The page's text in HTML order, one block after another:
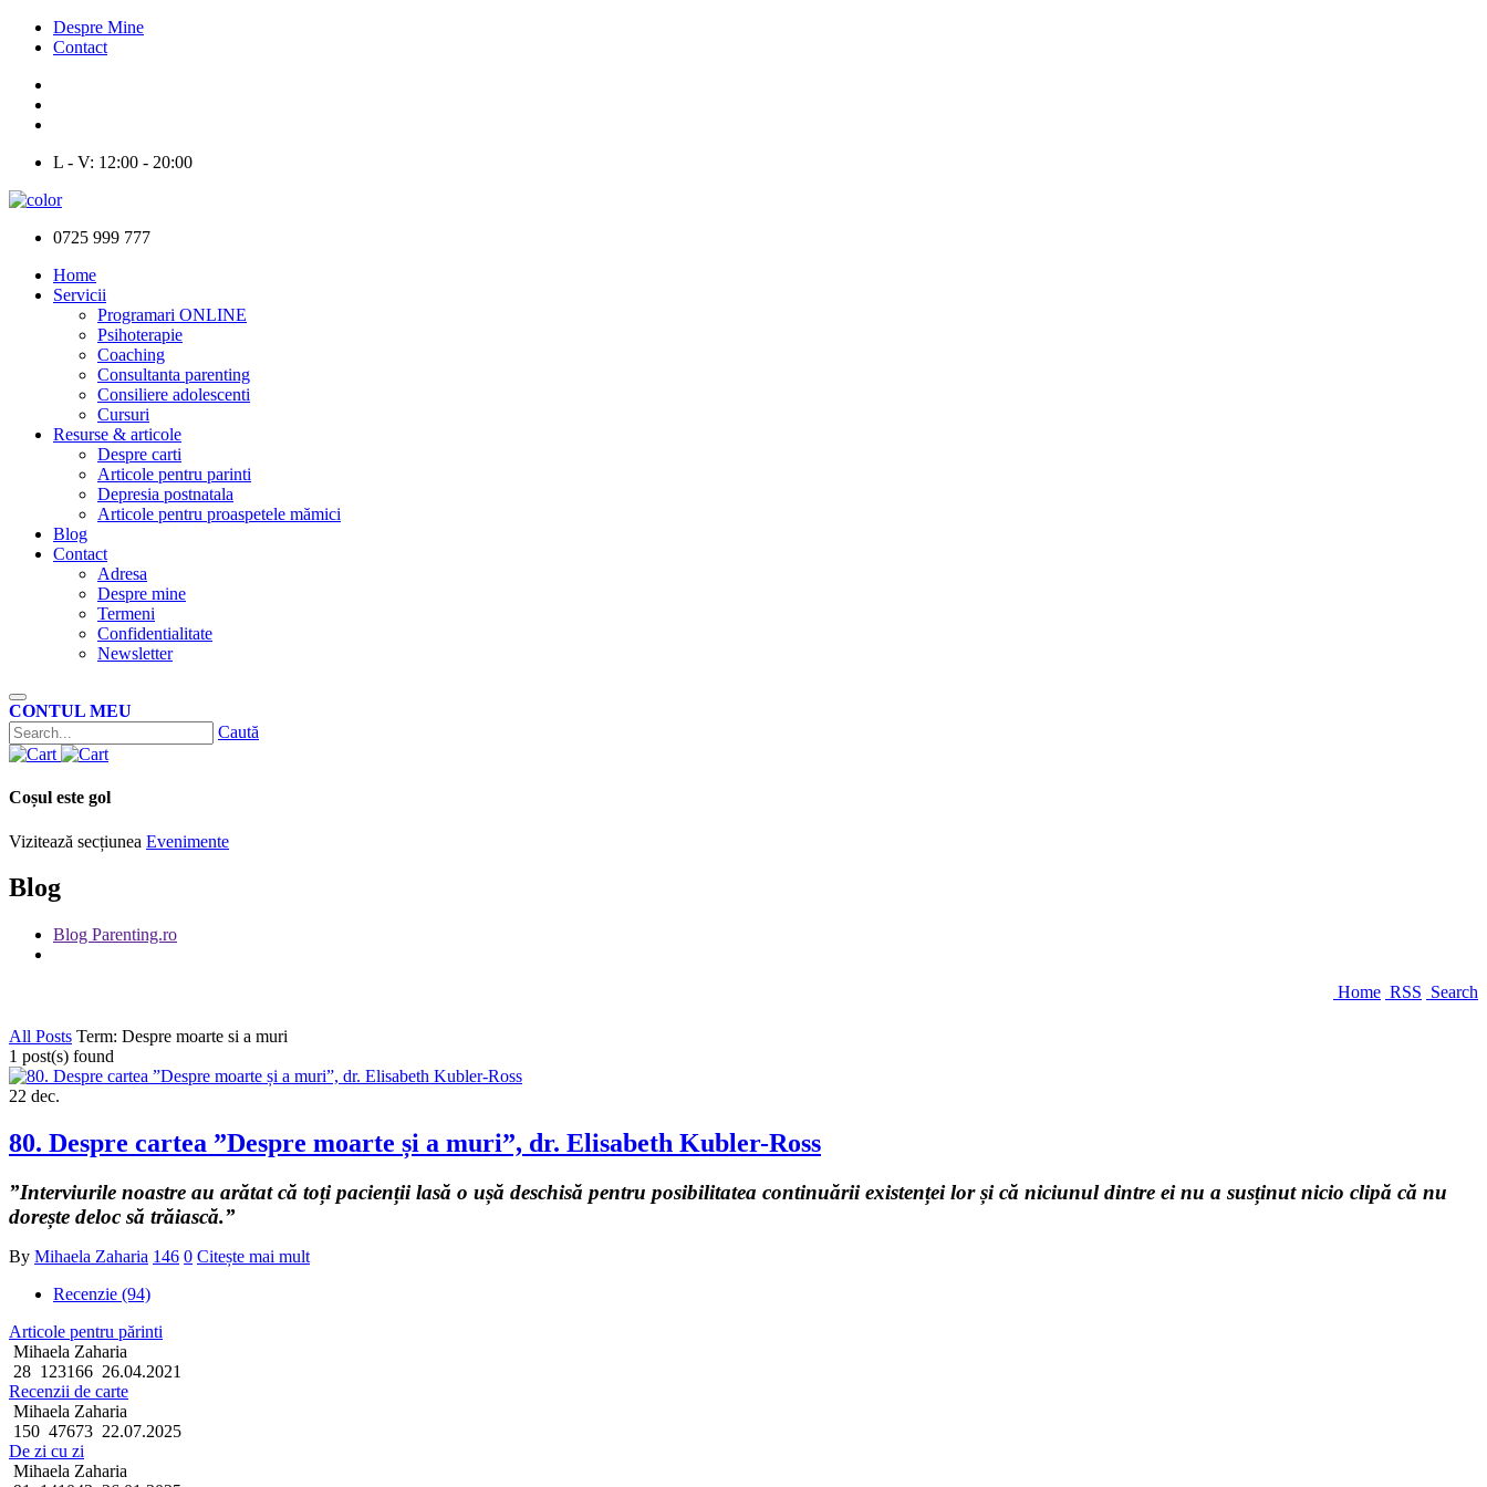
Despre Mine
Contact
L - V: 12:00 - 20:00
0725 999 777
Home
Servicii
Programari ONLINE
Psihoterapie
Coaching
Consultanta parenting
Consiliere adolescenti
Cursuri
Resurse & articole
Despre carti
Articole pentru parinti
Depresia postnatala
Articole pentru proaspetele mămici
Blog
Contact
Adresa
Despre mine
Termeni
Confidentialitate
Newsletter
CONTUL MEU
Caută
Coșul este gol
Vizitează secțiunea Evenimente
Blog
Blog Parenting.ro
Home RSS Search
All Posts Term: Despre moarte si a muri
1 post(s) found
22 dec.
80. Despre cartea ”Despre moarte și a muri”, dr. Elisabeth Kubler-Ross
”Interviurile noastre au arătat că toți pacienții lasă o ușă deschisă pentru posibilitatea continuării existenței lor și că niciunul dintre ei nu a susținut nicio clipă că nu
dorește deloc să trăiască.”
By Mihaela Zaharia 146 0 Citește mai mult
Recenzie (94)
Articole pentru părinti
Mihaela Zaharia
28 123166 26.04.2021
Recenzii de carte
Mihaela Zaharia
150 47673 22.07.2025
De zi cu zi
Mihaela Zaharia